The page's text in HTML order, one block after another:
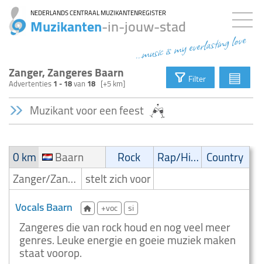
NEDERLANDS CENTRAAL MUZIKANTENREGISTER
Muzikanten-in-jouw-stad
...music is my everlasting love
Zanger, Zangeres Baarn
Advertenties1 - 18van 18 [+5 km] Filter ▤
Muzikant voor een feest
0 km Baarn Rock Rap/Hip-Hop/RnB Country
Zanger/Zangeres stelt zich voor
Vocals Baarn +voc si
Zangeres die van rock houd en nog veel meer
genres. Leuke energie en goeie muziek maken
staat voorop.